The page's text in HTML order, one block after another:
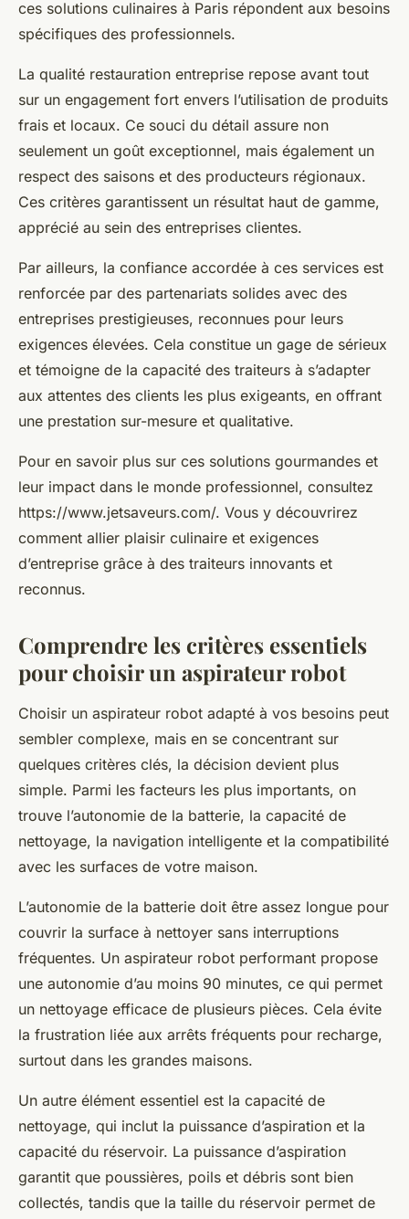
ces solutions culinaires à Paris répondent aux besoins
spécifiques des professionnels.
La qualité restauration entreprise repose avant tout
sur un engagement fort envers l’utilisation de produits
frais et locaux. Ce souci du détail assure non
seulement un goût exceptionnel, mais également un
respect des saisons et des producteurs régionaux.
Ces critères garantissent un résultat haut de gamme,
apprécié au sein des entreprises clientes.
Par ailleurs, la confiance accordée à ces services est
renforcée par des partenariats solides avec des
entreprises prestigieuses, reconnues pour leurs
exigences élevées. Cela constitue un gage de sérieux
et témoigne de la capacité des traiteurs à s’adapter
aux attentes des clients les plus exigeants, en offrant
une prestation sur-mesure et qualitative.
Pour en savoir plus sur ces solutions gourmandes et
leur impact dans le monde professionnel, consultez
https://www.jetsaveurs.com/. Vous y découvrirez
comment allier plaisir culinaire et exigences
d’entreprise grâce à des traiteurs innovants et
reconnus.
Comprendre les critères essentiels
pour choisir un aspirateur robot
Choisir un aspirateur robot adapté à vos besoins peut
sembler complexe, mais en se concentrant sur
quelques critères clés, la décision devient plus
simple. Parmi les facteurs les plus importants, on
trouve l’autonomie de la batterie, la capacité de
nettoyage, la navigation intelligente et la compatibilité
avec les surfaces de votre maison.
L’autonomie de la batterie doit être assez longue pour
couvrir la surface à nettoyer sans interruptions
fréquentes. Un aspirateur robot performant propose
une autonomie d’au moins 90 minutes, ce qui permet
un nettoyage efficace de plusieurs pièces. Cela évite
la frustration liée aux arrêts fréquents pour recharge,
surtout dans les grandes maisons.
Un autre élément essentiel est la capacité de
nettoyage, qui inclut la puissance d’aspiration et la
capacité du réservoir. La puissance d’aspiration
garantit que poussières, poils et débris sont bien
collectés, tandis que la taille du réservoir permet de